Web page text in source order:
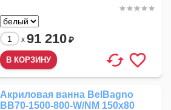
x 91 210₽
Акриловая ванна BelBagno
BB70-1500-800-W/NM 150x80